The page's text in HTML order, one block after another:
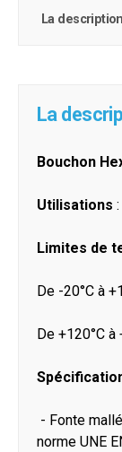
La description
La
Bouchon
Utilisations
Limites de
De -20°C à
De +120°C
- Fonte
norme UNE